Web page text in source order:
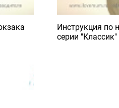
Инструкция по
серии